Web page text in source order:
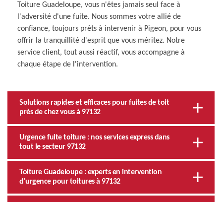
Toiture Guadeloupe, vous n'êtes jamais seul face à
l'adversité d'une fuite. Nous sommes votre allié de
confiance, toujours prêts à intervenir à Pigeon, pour vous
offrir la tranquillité d'esprit que vous méritez. Notre
service client, tout aussi réactif, vous accompagne à
chaque étape de l'intervention.
Solutions rapides et efficaces pour fuites de toit
près de chez vous à 97132
Urgence fuite toiture : nos services express dans
tout le secteur 97132
Toiture Guadeloupe : experts en intervention
d'urgence pour toitures à 97132